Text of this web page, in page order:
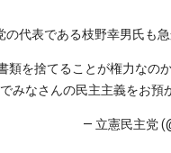
代表である枝野幸男氏も急
類を捨てることが権力なの
みなさんの民主主義をお預
— 立憲民主党